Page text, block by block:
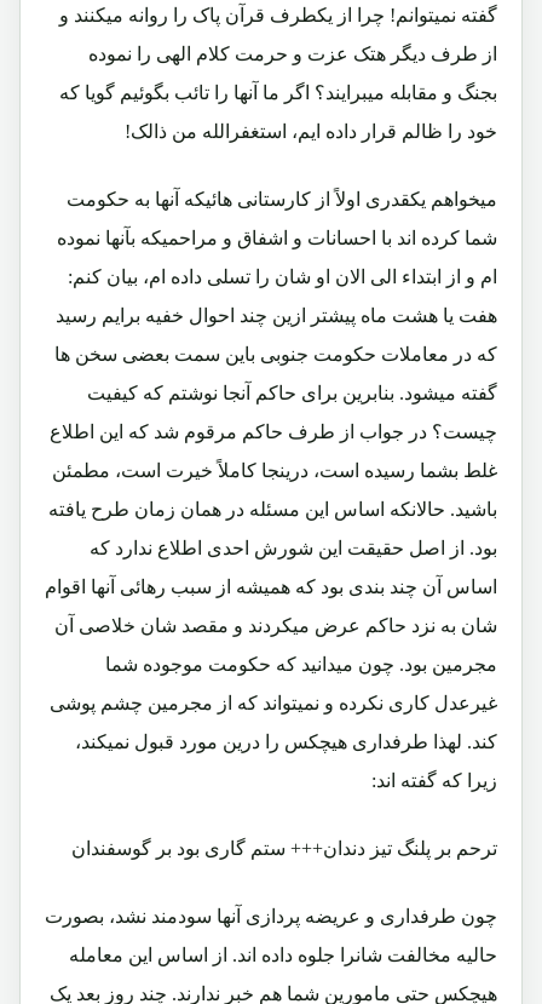
گفته نمیتوانم! چرا از یکطرف قرآن پاک را روانه میکنند و
از طرف دیگر هتک عزت و حرمت کلام الهی را نموده
بجنگ و مقابله میبرایند؟ اگر ما آنها را تائب بگوئیم گویا که
خود را ظالم قرار داده ایم، استغفرالله من ذالک!
میخواهم یکقدری اولاً از کارستانی هائیکه آنها به حکومت
شما کرده اند با احسانات و اشفاق و مراحمیکه بآنها نموده
ام و از ابتداء الی الان او شان را تسلی داده ام، بیان کنم:
هفت یا هشت ماه پیشتر ازین چند احوال خفیه برایم رسید
که در معاملات حکومت جنوبی باین سمت بعضی سخن ها
گفته میشود. بنابرین برای حاکم آنجا نوشتم که کیفیت
چیست؟ در جواب از طرف حاکم مرقوم شد که این اطلاع
غلط بشما رسیده است، درینجا کاملاً خیرت است، مطمئن
باشید. حالانکه اساس این مسئله در همان زمان طرح یافته
بود. از اصل حقیقت این شورش احدی اطلاع ندارد که
اساس آن چند بندی بود که همیشه از سبب رهائی آنها اقوام
شان به نزد حاکم عرض میکردند و مقصد شان خلاصی آن
مجرمین بود. چون میدانید که حکومت موجوده شما
غیرعدل کاری نکرده و نمیتواند که از مجرمین چشم پوشی
کند. لهذا طرفداری هیچکس را درین مورد قبول نمیکند،
زیرا که گفته اند:
ترحم بر پلنگ تیز دندان+++ ستم گاری بود بر گوسفندان
چون طرفداری و عریضه پردازی آنها سودمند نشد، بصورت
حالیه مخالفت شانرا جلوه داده اند. از اساس این معامله
هیچکس حتی مامورین شما هم خبر ندارند. چند روز بعد یک